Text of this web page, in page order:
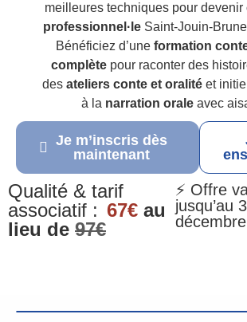
meilleures techniques pour devenir
professionnel·leSaint-Jouin-
Bénéficiez d’uneformation
complète pour raconter des
des ateliers conte et oralitéet
à la narration orale avec
Je m’inscris dès
maintenant
Qualité & tarif
associatif : 67€ au
lieu de 97€
⚡ Offre
jusqu’au
décembre